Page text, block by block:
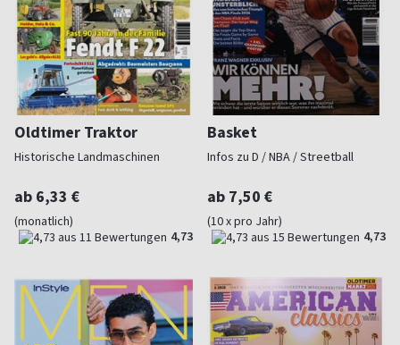
Oldtimer Traktor
Historische Landmaschinen
ab 6,33 €
(monatlich)
4,73
Basket
Infos zu D / NBA / Streetball
ab 7,50 €
(10 x pro Jahr)
4,73